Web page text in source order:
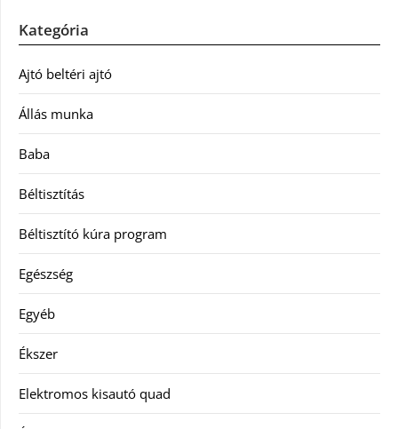
Kategória
Ajtó beltéri ajtó
Állás munka
Baba
Béltisztítás
Béltisztító kúra program
Egészség
Egyéb
Ékszer
Elektromos kisautó quad